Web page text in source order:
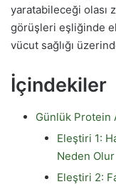
yaratabileceği olası
görüşleri eşliğinde
vücut sağlığı
İçindekiler
Günlük Protein
Eleştiri 1:
Neden Olur
Eleştiri 2: